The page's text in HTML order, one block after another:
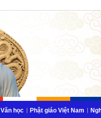
Văn học Phật giáo Việt Nam